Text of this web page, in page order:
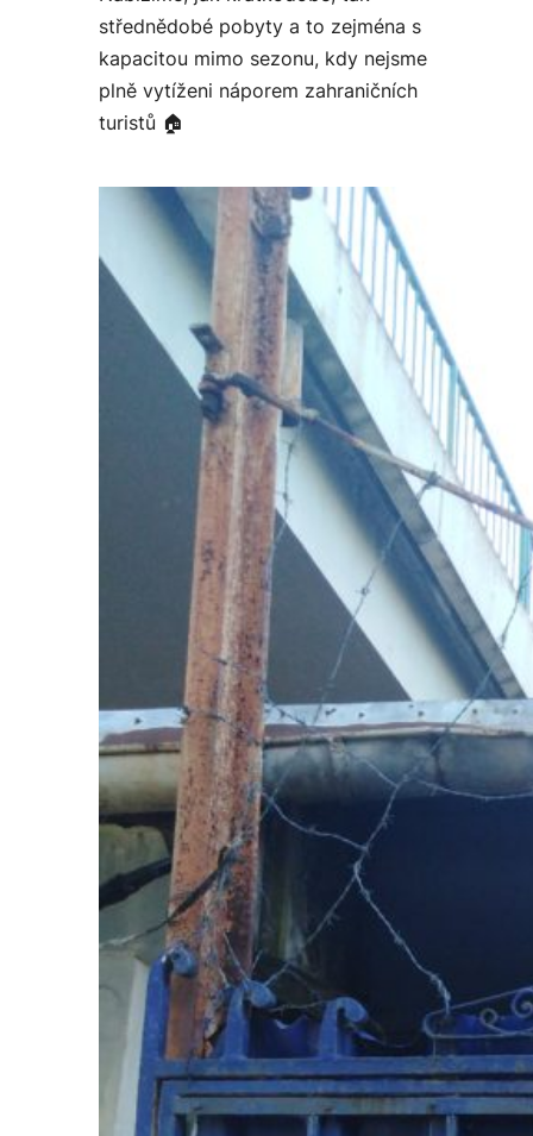
střednědobé pobyty a to zejména s
kapacitou mimo sezonu, kdy nejsme
plně vytíženi náporem zahraničních
turistů 🏠